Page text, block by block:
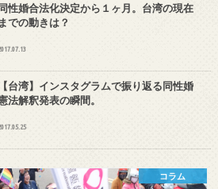
性婚合法化決定から１ヶ月。台湾の現在
までの動きは？
【台湾】インスタグラムで振り返る同性婚
法解釈発表の瞬間。
コラム